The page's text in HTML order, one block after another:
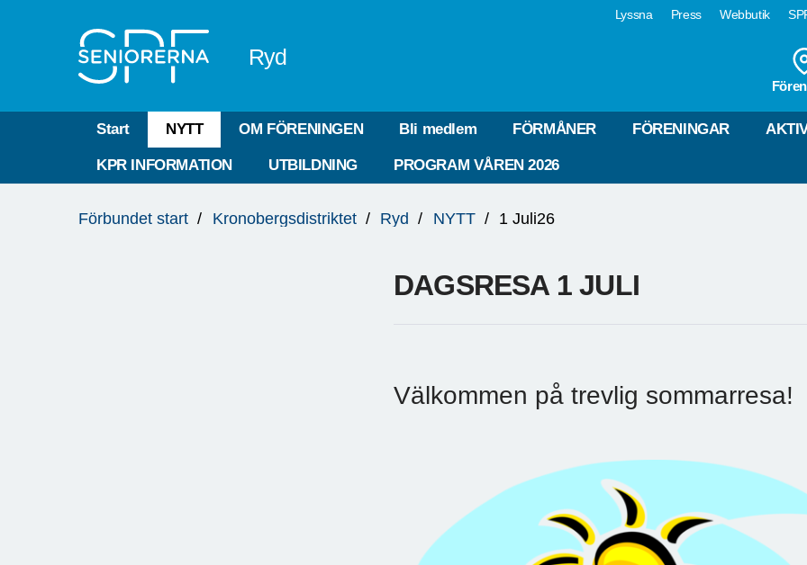
Lyssna Press Webbutik
Ryd
Start NYTT OM FÖRENINGEN Bli medlem FÖRMÅNER FÖRENINGAR
KPR INFORMATION UTBILDNING PROGRAM VÅREN 2026
är
Förbundet start Kronobergsdistriktet Ryd NYTT 1 Juli26
DAGSRESA 1 JULI
Välkommen på trevlig sommarresa!